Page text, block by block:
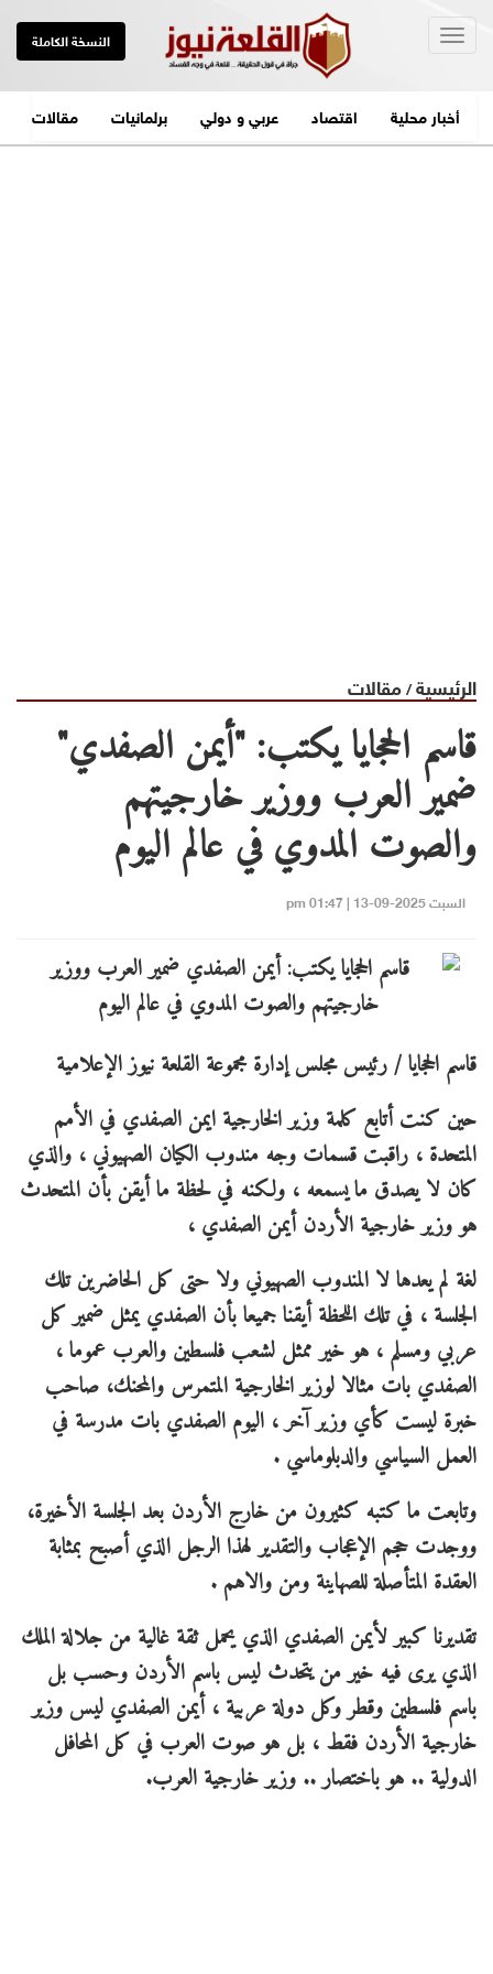
النسخة الكاملة
أخبار محلية اقتصاد عربي و دولي برلمانيات مقالات
الرئيسية/مقالات
قاسم الحجايا يكتب: "أيمن الصفدي"
ضمير العرب ووزير خارجيتهم
والصوت المدوي في عالم اليوم
السبت 2025-09-13 | 01:47 pm
قاسم الحجايا / رئيس مجلس إدارة مجموعة القلعة نيوز الإعلامية
حين كنت أتابع كلمة وزير الخارجية ايمن الصفدي في الأمم
المتحدة ، راقبت قسمات وجه مندوب الكيان الصهيوني ، والذي
كان لا يصدق ما يسمعه ، ولكنه في لحظة ما أيقن بأن المتحدث
هو وزير خارجية الأردن أيمن الصفدي ،
لغة لم يعدها لا المندوب الصهيوني ولا حتى كل الحاضرين تلك
الجلسة ، في تلك اللحظة أيقنا جميعا بأن الصفدي يمثل ضمير كل
عربي ومسلم ، هو خير ممثل لشعب فلسطين والعرب عموما ،
الصفدي بات مثالا لوزير الخارجية المتمرس والمحنك، صاحب
خبرة ليست كأي وزير آخر ، اليوم الصفدي بات مدرسة في
العمل السياسي والدبلوماسي .
وتابعت ما كتبه كثيرون من خارج الأردن بعد الجلسة الأخيرة،
ووجدت حجم الإعجاب والتقدير لهذا الرجل الذي أصبح بمثابة
العقدة المتأصلة للصهاينة ومن والاهم .
تقديرنا كبير لأيمن الصفدي الذي يحمل ثقة غالية من جلالة الملك
الذي يرى فيه خير من يتحدث ليس باسم الأردن وحسب بل
باسم فلسطين وقطر وكل دولة عربية ، أيمن الصفدي ليس وزير
خارجية الأردن فقط ، بل هو صوت العرب في كل المحافل
الدولية .. هو باختصار .. وزير خارجية العرب.